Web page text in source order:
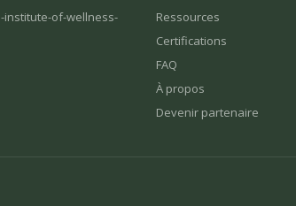
institute-of-wellness-
Ressources
Certifications
FAQ
À propos
Devenir partenaire